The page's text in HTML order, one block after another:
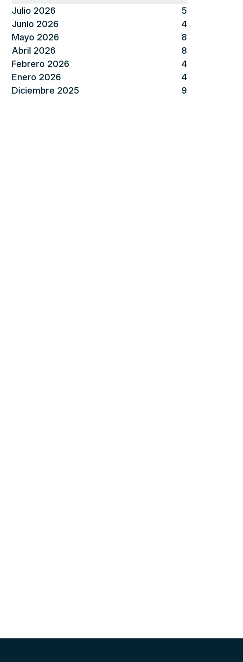
Julio 2026
5
Junio 2026
4
Mayo 2026
8
Abril 2026
8
Febrero 2026
4
Enero 2026
4
Diciembre 2025
9